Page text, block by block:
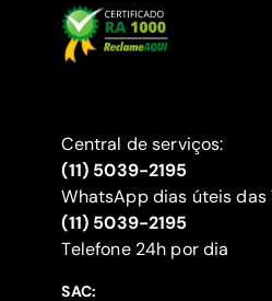
Central de serviços:
(11) 5039-2195
WhatsApp dias úteis das
(11) 5039-2195
‍Telefone 24h por dia
SAC: